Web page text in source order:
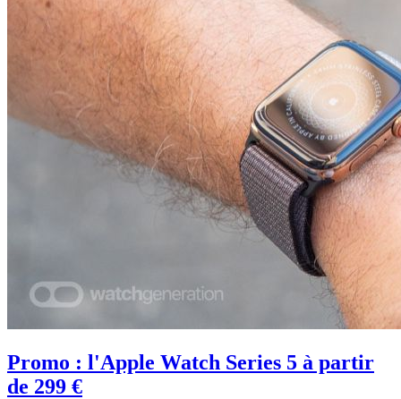
Promo : l'Apple Watch Series 5 à partir
de 299 €